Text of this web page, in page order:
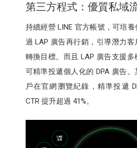
第三方程式：優質私域
持續經營 LINE 官方帳號，可培
過 LAP 廣告再行銷，引導潛力
轉換目標。而且 LAP 廣告支援
可精準投遞個人化的 DPA 廣告
戶在官網瀏覽紀錄，精準投遞
CTR 提升超過 41%。